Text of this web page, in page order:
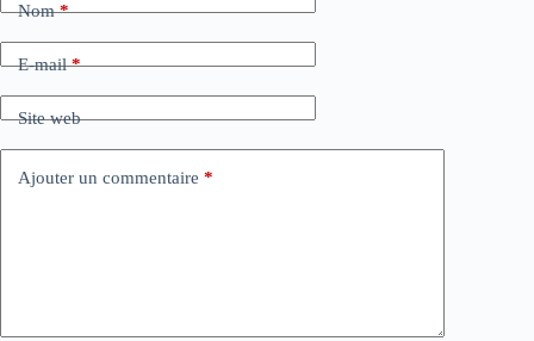
Nom*
E-mail*
Site web
Ajouter un commentaire *
r
n
v
e